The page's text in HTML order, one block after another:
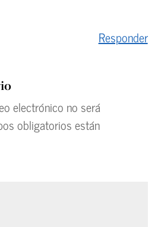
Responder
electrónico no será
obligatorios están